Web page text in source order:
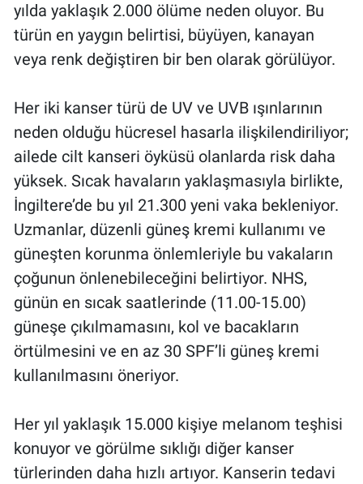
yılda yaklaşık 2.000 ölüme neden oluyor. Bu
türün en yaygın belirtisi, büyüyen, kanayan
veya renk değiştiren bir ben olarak görülüyor.
Her iki kanser türü de UV ve UVB ışınlarının
neden olduğu hücresel hasarla ilişkilendiriliyor;
ailede cilt kanseri öyküsü olanlarda risk daha
yüksek. Sıcak havaların yaklaşmasıyla birlikte,
İngiltere’de bu yıl 21.300 yeni vaka bekleniyor.
Uzmanlar, düzenli güneş kremi kullanımı ve
güneşten korunma önlemleriyle bu vakaların
çoğunun önlenebileceğini belirtiyor. NHS,
günün en sıcak saatlerinde (11.00-15.00)
güneşe çıkılmamasını, kol ve bacakların
örtülmesini ve en az 30 SPF’li güneş kremi
kullanılmasını öneriyor.
Her yıl yaklaşık 15.000 kişiye melanom teşhisi
konuyor ve görülme sıklığı diğer kanser
türlerinden daha hızlı artıyor. Kanserin tedavi